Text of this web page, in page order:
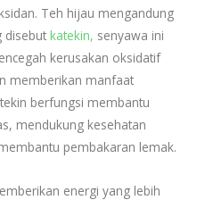
Teh hijau mengandung
disebut katekin, senyawa ini
kerusakan oksidatif
memberikan manfaat
berfungsi membantu
mendukung kesehatan
pembakaran lemak.
energi yang lebih